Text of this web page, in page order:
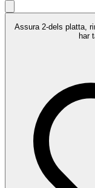
Assura 2-dels platta,
har